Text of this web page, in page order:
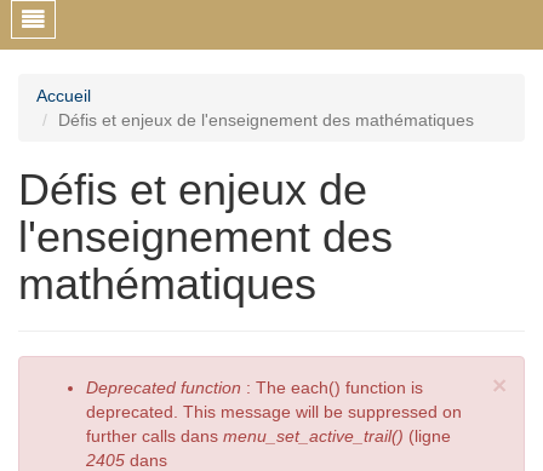
Toggle
navigation
Accueil
Défis et enjeux de l'enseignement des mathématiques
Défis et enjeux de
l'enseignement des
mathématiques
×
Deprecated function : The each() function is
deprecated. This message will be suppressed on
further calls dans menu_set_active_trail() (ligne
2405 dans